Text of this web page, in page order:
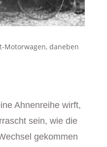
Motorwagen, daneben
Ahnenreihe wirft,
sein, wie die
gekommen